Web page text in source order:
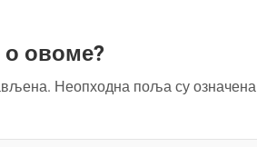
овоме?
Неопходна поља су означена